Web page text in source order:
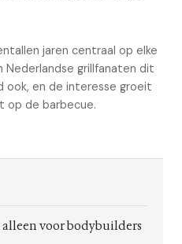
jaren centraal op elke
Nederlandse grillfanaten dit
ook, en de interesse groeit
op de barbecue.
voor bodybuilders